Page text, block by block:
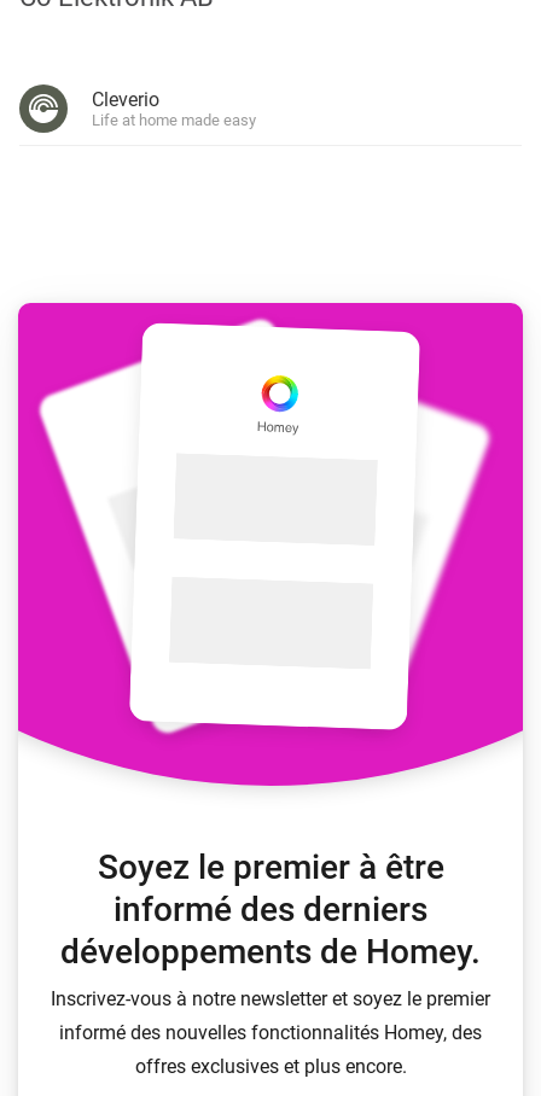
Cleverio
Life at home made easy
Soyez le premier à être
informé des derniers
développements de Homey.
Inscrivez-vous à notre newsletter et soyez le premier
informé des nouvelles fonctionnalités Homey, des
offres exclusives et plus encore.